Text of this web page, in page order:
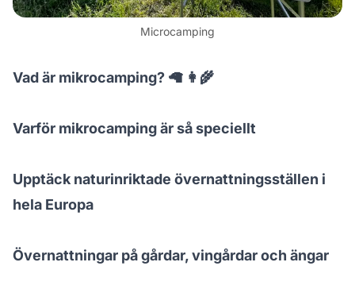
Microcamping
Vad är mikrocamping? 🦙 👩‍🌾
Varför mikrocamping är så speciellt
Upptäck naturinriktade övernattningsställen i
hela Europa
Övernattningar på gårdar, vingårdar och ängar